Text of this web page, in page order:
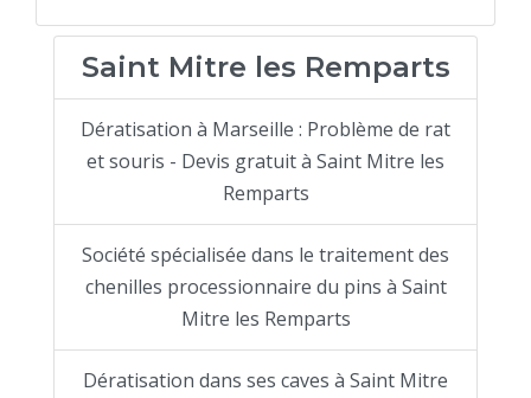
Saint Mitre les Remparts
Dératisation à Marseille : Problème de rat
et souris - Devis gratuit à Saint Mitre les
Remparts
Société spécialisée dans le traitement des
chenilles processionnaire du pins à Saint
Mitre les Remparts
Dératisation dans ses caves à Saint Mitre